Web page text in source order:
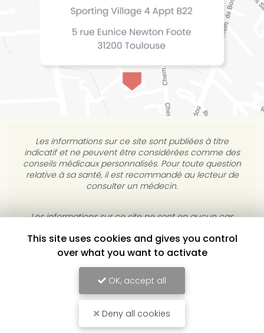
Les informations sur ce site sont publiées à titre
indicatif et ne peuvent être considérées comme des
conseils médicaux personnalisés. Pour toute question
Les informations sur ce site ne sont en aucun cas
destinées à diagnostiquer, traiter, atténuer ou guérir
une maladie. L’éditeur s’interdit de répondre à des
courriels médicaux personnels sans consultation
individuelle médicale.
YULUKA, CENTRE DE BIEN-ÊTRE À TOULOUSE
This site uses cookies and gives you control
over what you want to activate
OK, accept all
Deny all cookies